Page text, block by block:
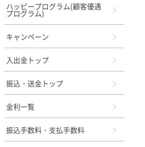
ハッピープログラム(顧客優遇
プログラム)
キャンペーン
入出金トップ
振込・送金トップ
金利一覧
振込手数料・支払手数料